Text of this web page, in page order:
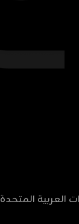
العربية المتحدة